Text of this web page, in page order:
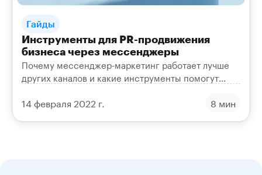
Гайды
Инструменты для PR-продвижения
бизнеса через мессенджеры
Почему мессенджер-маркетинг работает лучше
других каналов и какие инструменты помогут
Viber.
14 февраля 2022 г. 8 мин